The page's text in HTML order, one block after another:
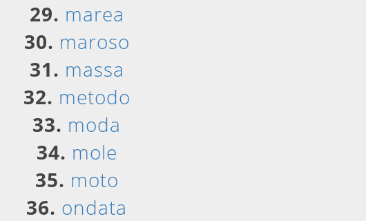
29. marea
30. maroso
31. massa
32. metodo
33. moda
34. mole
35. moto
36. ondata